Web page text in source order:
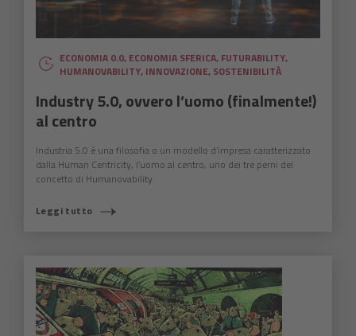
ECONOMIA 0.0, ECONOMIA SFERICA, FUTURABILITY,
HUMANOVABILITY, INNOVAZIONE, SOSTENIBILITÀ
Industry 5.0, ovvero l’uomo (finalmente!)
al centro
Industria 5.0 è una filosofia o un modello d’impresa caratterizzato
dalla Human Centricity, l’uomo al centro, uno dei tre perni del
concetto di Humanovability.
Leggi tutto